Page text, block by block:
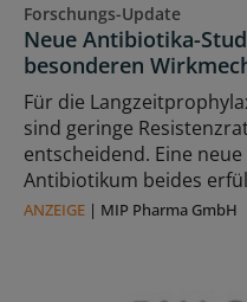
Forschungs-Update
Neue Antibiotika-
besonderen
Für die
sind geringe
entscheidend. Eine
Antibiotikum beides
ANZEIGE | MIP Pharma GmbH